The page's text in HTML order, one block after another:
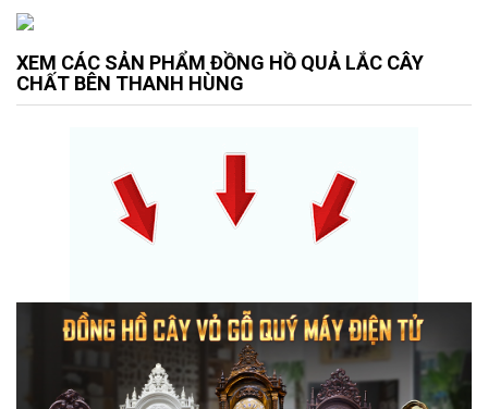
XEM CÁC SẢN PHẨM ĐỒNG HỒ QUẢ LẮC CÂY
CHẤT BÊN THANH HÙNG